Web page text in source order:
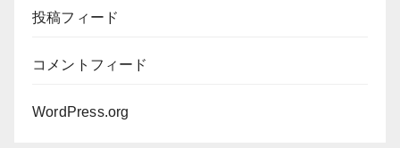
投稿フィード
コメントフィード
WordPress.org